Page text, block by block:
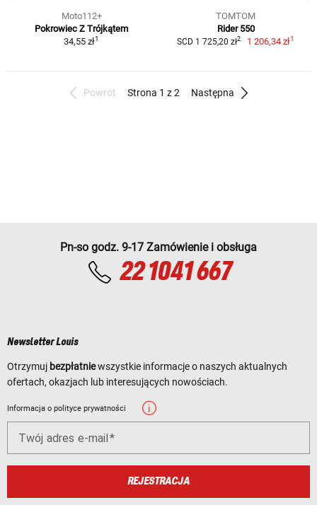
Moto112+
Pokrowiec Z Trójkątem
34,55 zł1
TOMTOM
Rider 550
SCD 1 725,20 zł2 1 206,34 zł1
Powrót Strona 1 z 2 Następna
Pn-so godz. 9-17 Zamówienie i obsługa
22 1041 667
Newsletter Louis
Otrzymuj bezpłatniewszystkie informacje o naszych aktualnych
ofertach, okazjach lub interesujących nowościach.
Informacja o polityce prywatności
Twój adres e-mail
REJESTRACJA